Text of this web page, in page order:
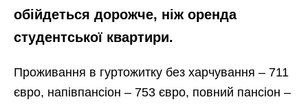
обійдеться дорожче, ніж оренда
студентської квартири.
Проживання в гуртожитку без харчування – 711
євро, напівпансіон – 753 євро, повний пансіон –